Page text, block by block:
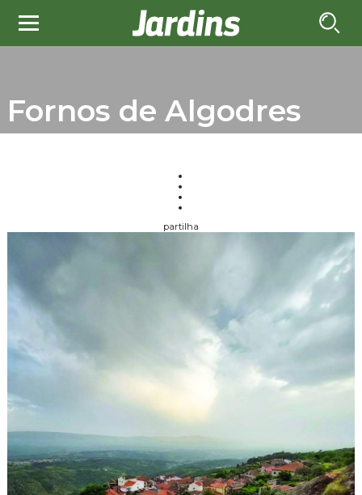
Fornos de Algodres
partilha